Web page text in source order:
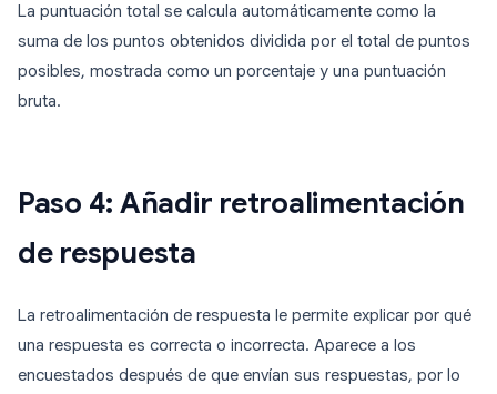
La puntuación total se calcula automáticamente como la
suma de los puntos obtenidos dividida por el total de puntos
posibles, mostrada como un porcentaje y una puntuación
bruta.
Paso 4: Añadir retroalimentación
de respuesta
La retroalimentación de respuesta le permite explicar por qué
una respuesta es correcta o incorrecta. Aparece a los
encuestados después de que envían sus respuestas, por lo